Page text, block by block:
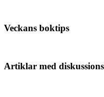
Veckans boktips
Artiklar med